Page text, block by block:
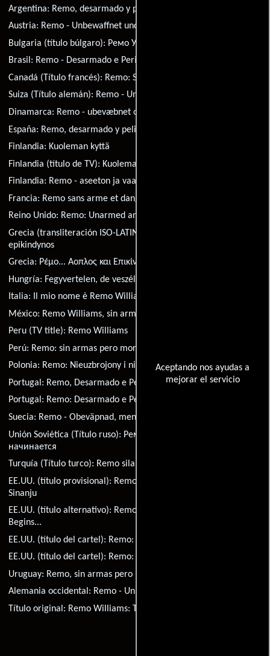
Aceptando nos ayudas a
mejorar el servicio
Argentina: Remo, desarmado y peligroso
Austria: Remo - Unbewaffnet und gefährlich
Bulgaria (título búlgaro): Ремо Уилямс
Brasil: Remo - Desarmado e Perigoso
Canadá (Título francés): Remo: Sans arme et dangereux
Suiza (Título alemán): Remo - Unbewaffnet und gefährlich
Dinamarca: Remo - ubevæbnet og farlig
España: Remo, desarmado y peligroso
Finlandia: Kuoleman kyttä
Finlandia (título de TV): Kuoleman kyttä
Finlandia: Remo - aseeton ja vaarallinen
Francia: Remo sans arme et dangereux
Reino Unido: Remo: Unarmed and Dangerous
Grecia (transliteración ISO-LATIN-1):
epikindynos
Grecia: Ρέμο... Αοπλος και Επικίνδυνος
Hungría: Fegyvertelen, de veszélyes
Italia: Il mio nome è Remo Williams
México: Remo Williams, sin armas pero mortífero
Peru (TV title): Remo Williams
Perú: Remo: sin armas pero mortifero
Polonia: Remo: Nieuzbrojony i niebezpieczny
Portugal: Remo, Desarmado e Perigoso
Portugal: Remo: Desarmado e Perigoso
Suecia: Remo - Obeväpnad, men farlig
Unión Soviética (Título ruso): Ремо Уильямс: Приключение
начинается
Turquía (Título turco): Remo silahsiz ve tehlikeli
EE.UU. (título provisional): Remo Williams and the Secret of
Sinanju
EE.UU. (título alternativo): Remo Williams: The Adventure
Begins...
EE.UU. (título del cartel): Remo: The Adventure Begins...
EE.UU. (título del cartel): Remo: The First Adventure
Uruguay: Remo, sin armas pero mortífero
Alemania occidental: Remo - Unbewaffnet und gefährlich
Título original: Remo Williams: The Adventure Begins